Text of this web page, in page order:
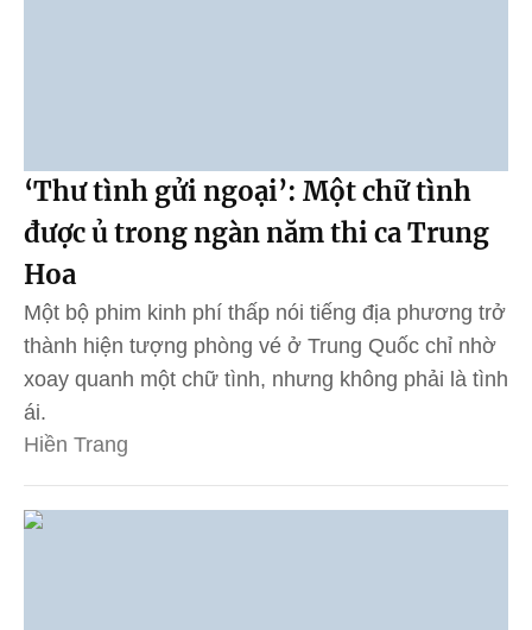
‘Thư tình gửi ngoại’: Một chữ tình
được ủ trong ngàn năm thi ca Trung
Hoa
Một bộ phim kinh phí thấp nói tiếng địa phương trở
thành hiện tượng phòng vé ở Trung Quốc chỉ nhờ
xoay quanh một chữ tình, nhưng không phải là tình
ái.
Hiền Trang